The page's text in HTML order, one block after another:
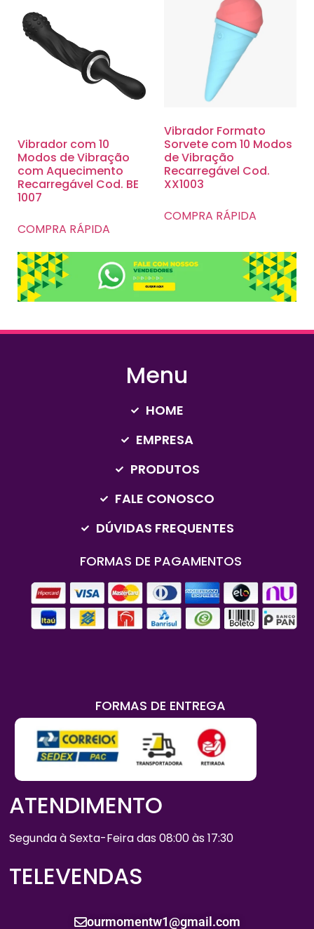
Vibrador com 10
Modos de Vibração
com Aquecimento
Recarregável Cod. BE
1007
COMPRA RÁPIDA
Vibrador Formato
Sorvete com 10 Modos
de Vibração
Recarregável Cod.
XX1003
COMPRA RÁPIDA
Menu
HOME
EMPRESA
PRODUTOS
FALE CONOSCO
DÚVIDAS FREQUENTES
FORMAS DE PAGAMENTOS
FORMAS DE ENTREGA
ATENDIMENTO
Segunda à Sexta-Feira das 08:00 às 17:30
TELEVENDAS
ourmomentw1@gmail.com